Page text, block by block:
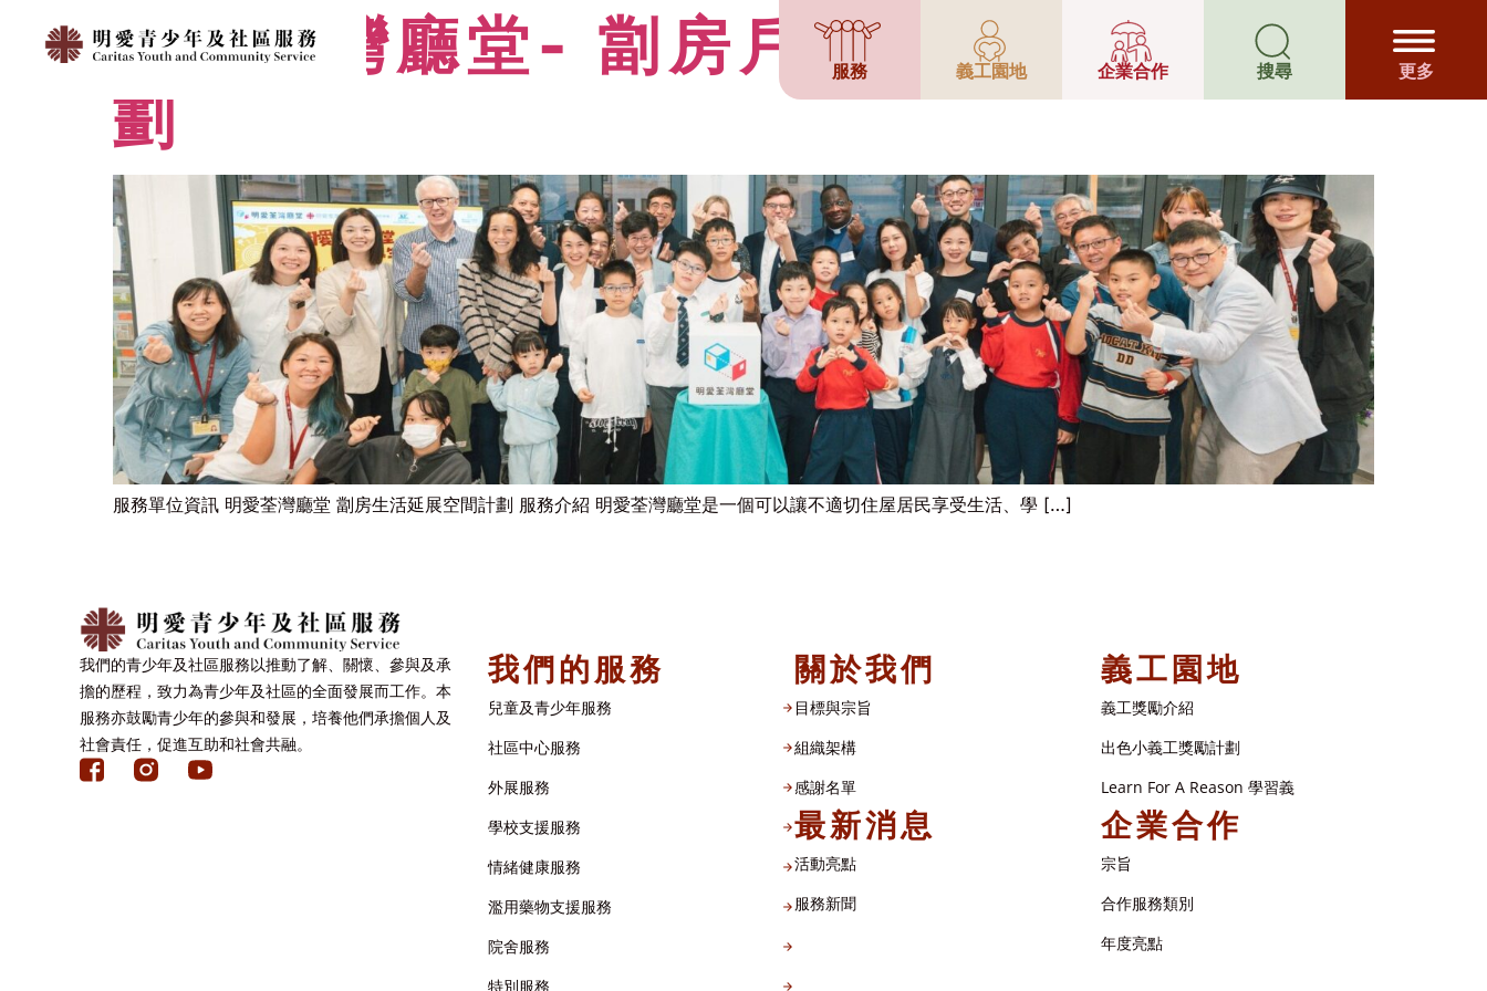
服務 義工園地 企業合作 搜尋 更多
明愛荃灣廳堂- 劏房戶延展生活空間計
劃
服務單位資訊 明愛荃灣廳堂 劏房生活延展空間計劃 服務介紹 明愛荃灣廳堂是一個可以讓不適切住屋居民享受生活、學 […]
我們的青少年及社區服務以推動了解、關懷、參與及承
擔的歷程，致力為青少年及社區的全面發展而工作。本
服務亦鼓勵青少年的參與和發展，培養他們承擔個人及
社會責任，促進互助和社會共融。
我們的服務
兒童及青少年服務
社區中心服務
外展服務
學校支援服務
情緒健康服務
濫用藥物支援服務
院舍服務
特別服務
關於我們
目標與宗旨
組織架構​
感謝名單​
最新消息
活動亮點
服務新聞
義工園地
義工獎勵介紹
出色小義工獎勵計劃
Learn For A Reason 學習義
企業合作
宗旨
合作服務類別
年度亮點